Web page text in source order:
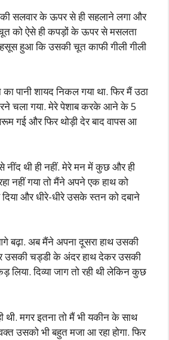
सलवार के ऊपर से ही सहलाने लगा और
को ऐसे ही कपड़ों के ऊपर से मसलता
हुआ कि उसकी चूत काफी गीली गीली
पानी शायद निकल गया था. फिर मैं उठा
चला गया. मेरे पेशाब करके आने के 5
गई और फिर थोड़ी देर बाद वापस आ
नींद थी ही नहीं. मेरे मन में कुछ और ही
नहीं गया तो मैंने अपने एक हाथ को
और धीरे-धीरे उसके स्तन को दबाने
अब मैंने अपना दूसरा हाथ उसकी
उसकी चड्डी के अंदर हाथ देकर उसकी
दिव्या जाग तो रही थी लेकिन कुछ
थी. मगर इतना तो मैं भी यकीन के साथ
उसको भी बहुत मजा आ रहा होगा. फिर